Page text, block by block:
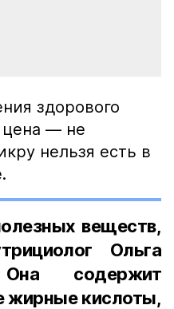
здорового
цена — не
нельзя есть в
веществ,
Ольга
содержит
жирные кислоты,